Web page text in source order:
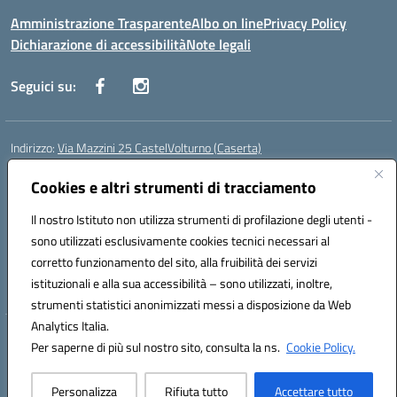
Cookies e altri strumenti di tracciamento
Il nostro Istituto non utilizza strumenti di profilazione degli utenti -
sono utilizzati esclusivamente cookies tecnici necessari al
corretto funzionamento del sito, alla fruibilità dei servizi
istituzionali e alla sua accessibilità – sono utilizzati, inoltre,
strumenti statistici anonimizzati messi a disposizione da Web
Analytics Italia.
Per saperne di più sul nostro sito, consulta la ns. Cookie Policy.
Personalizza Rifiuta tutto Accettare tutto
Amministrazione TrasparenteAlbo on linePrivacy Policy
Dichiarazione di accessibilitàNote legali
Seguici su:
Indirizzo:Via Mazzini 25 CastelVolturno (Caserta)
Centralino:
Posta elettronica certificata (PEC):ceis014005@pec.istruzione.it
Codice fiscale: 93063510619
Codice meccanografico:CEIS014005
Codice Indice delle Pubbliche Amministrazioni (IPA): istsc_ceis014005
Codice unico di fatturazione (CUF): UOU8EW
Hosting & Powered by 3D Solution S.r.l.
Concept & Design by Designers Italia